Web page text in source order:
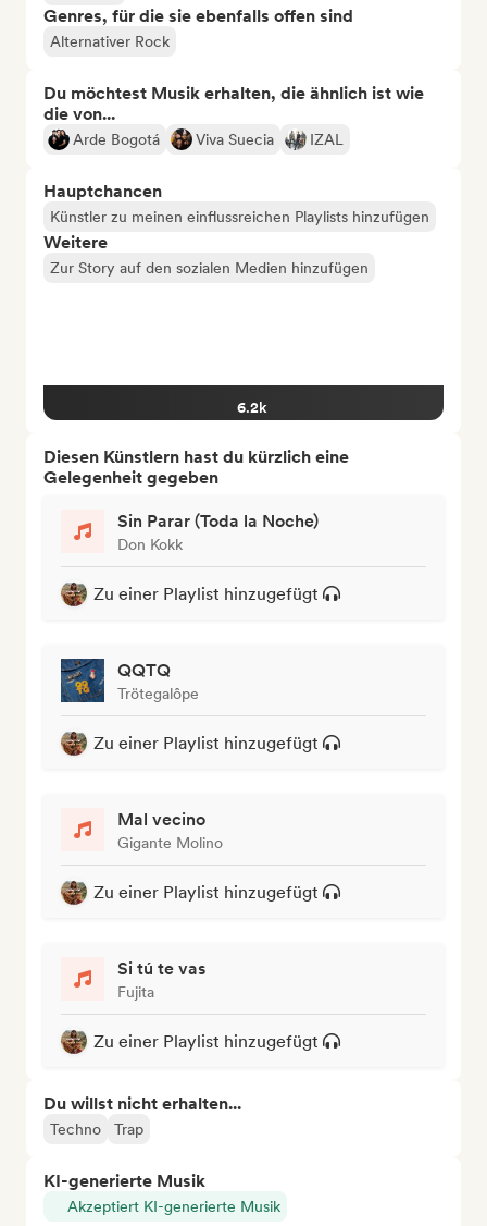
Genres, für die sie ebenfalls offen sind
Alternativer Rock
Du möchtest Musik erhalten, die ähnlich ist wie
die von...
Arde Bogotá Viva Suecia IZAL
Hauptchancen
Künstler zu meinen einflussreichen Playlists hinzufügen
Weitere
Zur Story auf den sozialen Medien hinzufügen
6.2k
Diesen Künstlern hast du kürzlich eine
Gelegenheit gegeben
Sin Parar (Toda la Noche)
Don Kokk
Zu einer Playlist hinzugefügt
QQTQ
Trötegalôpe
Zu einer Playlist hinzugefügt
Mal vecino
Gigante Molino
Zu einer Playlist hinzugefügt
Si tú te vas
Fujita
Zu einer Playlist hinzugefügt
Du willst nicht erhalten...
Techno Trap
KI-generierte Musik
Akzeptiert KI-generierte Musik